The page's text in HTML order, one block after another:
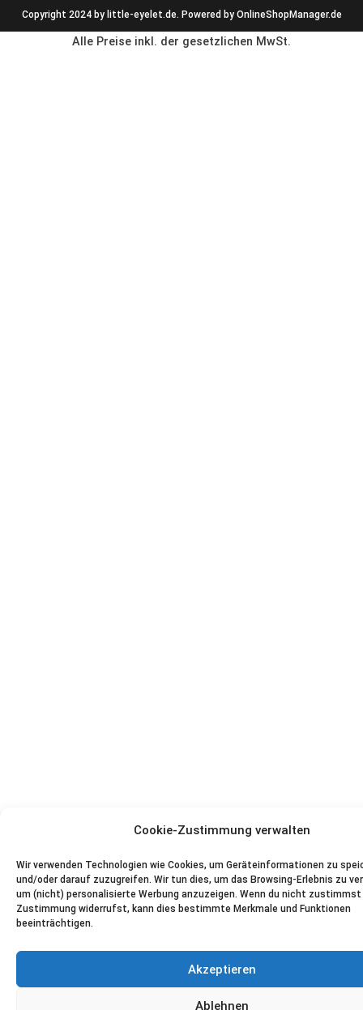
Cookie-Zustimmung verwalten
Wir verwenden Technologien wie Cookies, um Geräteinformationen zu
und/oder darauf zuzugreifen. Wir tun dies, um das Browsing-Erlebnis zu
um (nicht) personalisierte Werbung anzuzeigen. Wenn du nicht zustimmst
Zustimmung widerrufst, kann dies bestimmte Merkmale und Funktionen
beeinträchtigen.
Akzeptieren
Ablehnen
Copyright 2024 by little-eyelet.de. Powered by OnlineShopManager.de
Alle Preise inkl. der gesetzlichen MwSt.